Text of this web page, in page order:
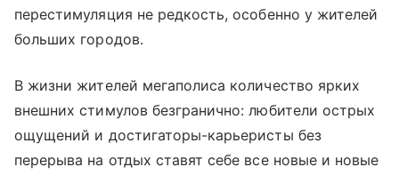
перестимуляция не редкость, особенно у жителей
больших городов.
В жизни жителей мегаполиса количество ярких
внешних стимулов безгранично: любители острых
ощущений и достигаторы-карьеристы без
перерыва на отдых ставят себе все новые и новые